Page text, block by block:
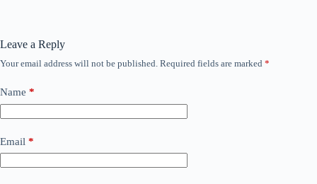
Leave a Reply
Your email address will not be published. Required fields are marked *
Name *
Email *